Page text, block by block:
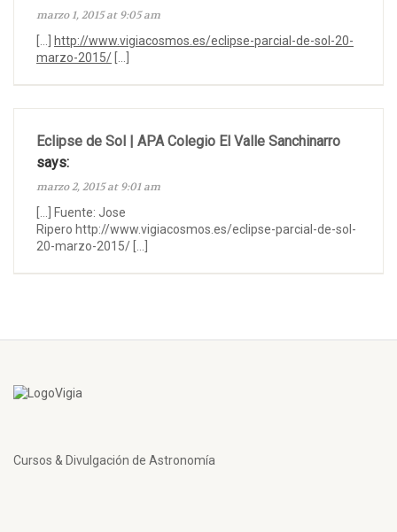
marzo 1, 2015 at 9:05 am
http://www.vigiacosmos.es/eclipse-parcial-de-sol-20-
marzo-2015/
Eclipse de Sol | APA Colegio El Valle Sanchinarro
says:
marzo 2, 2015 at 9:01 am
[…] Fuente: Jose
Ripero http://www.vigiacosmos.es/eclipse-parcial-de-sol-
20-marzo-2015/ […]
Cursos & Divulgación de Astronomía